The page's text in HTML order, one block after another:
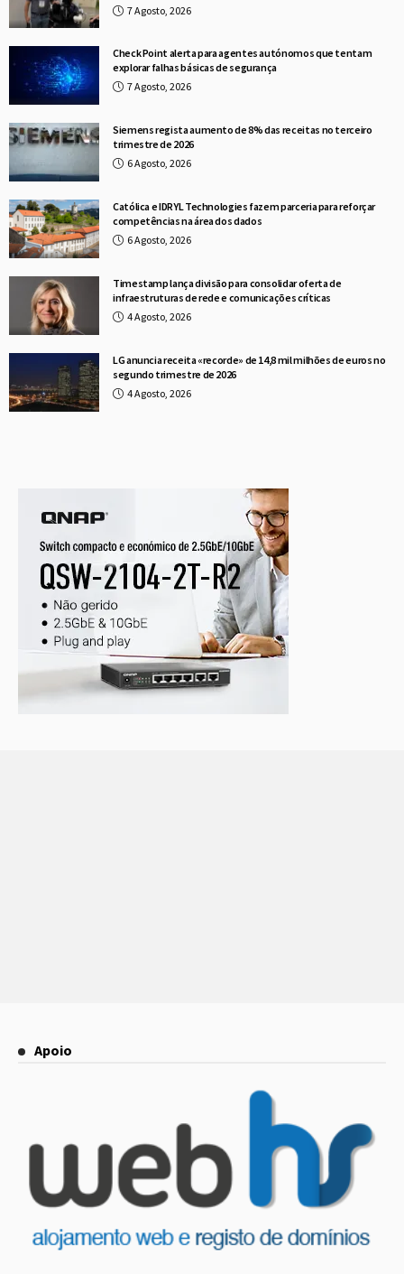
7 Agosto, 2026
Check Point alerta para agentes autónomos que tentam
explorar falhas básicas de segurança
7 Agosto, 2026
Siemens regista aumento de 8% das receitas no terceiro
trimestre de 2026
6 Agosto, 2026
Católica e IDRYL Technologies fazem parceria para reforçar
competências na área dos dados
6 Agosto, 2026
Timestamp lança divisão para consolidar oferta de
infraestruturas de rede e comunicações críticas
4 Agosto, 2026
LG anuncia receita «recorde» de 14,8 mil milhões de euros no
segundo trimestre de 2026
4 Agosto, 2026
Apoio